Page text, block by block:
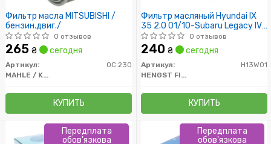
Фильтр масла MITSUBISHI /
бензин.двиг./
0 отзывов
265 ₴ сегодня
Артикул:
OC 230
MAHLE / KNECHT
КУПИТЬ
Фильтр масляный Hyundai IX
35 2.0 01/10-Subaru Legacy IV
3.0 09/03-/Kia Rio 1.4 11-
0 отзывов
240 ₴ сегодня
Артикул:
H13W01
HENGST FILTER
КУПИТЬ
Передплата
обов'язкова
Передплата
обов'язкова